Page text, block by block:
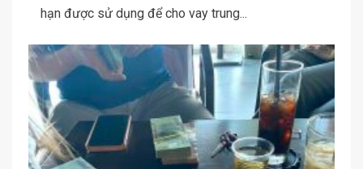
hạn được sử dụng để cho vay trung...